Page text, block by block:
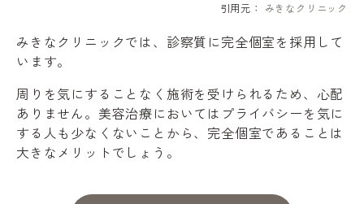
引用元： みきなクリニック
みきなクリニックでは、診察質に完全個室を採用して
います。
周りを気にすることなく施術を受けられるため、心配
ありません。美容治療においてはプライバシーを気に
する人も少なくないことから、完全個室であることは
大きなメリットでしょう。